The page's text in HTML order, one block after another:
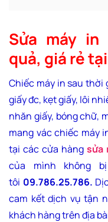
Sửa máy in
quả, giá rẻ
Chiếc máy in sau thời
giấy đc, kẹt giấy, lôi
nhăn giấy, bóng chữ,
mang vác chiếc máy
tại các cửa hàngsửa
của mình không
tôi 09.786.25.786.
cam kết dịch vụ tận
khách hàng trên địa